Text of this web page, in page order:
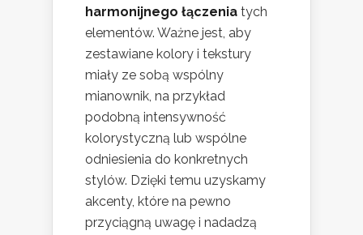
harmonijnego łączenia tych
elementów. Ważne jest, aby
zestawiane kolory i tekstury
miały ze sobą wspólny
mianownik, na przykład
podobną intensywność
kolorystyczną lub wspólne
odniesienia do konkretnych
stylów. Dzięki temu uzyskamy
akcenty, które na pewno
przyciągną uwagę i nadadzą